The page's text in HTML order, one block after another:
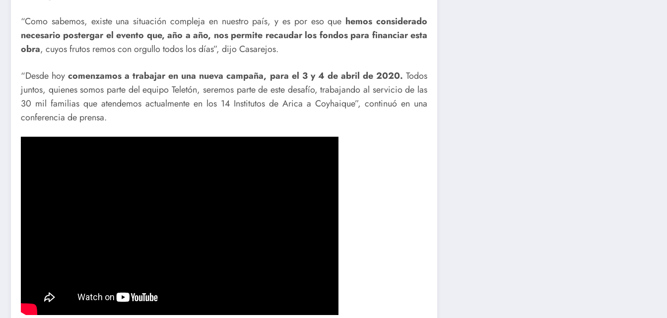
“Como sabemos, existe una situación compleja en nuestro país, y es por eso que hemos considerado
necesario postergar el evento que, año a año, nos permite recaudar los fondos para financiar esta
obra, cuyos frutos remos con orgullo todos los días”, dijo Casarejos.
“Desde hoycomenzamos a trabajar en una nueva campaña, para el 3 y 4 de abril de 2020. Todos
juntos, quienes somos parte del equipo Teletón, seremos parte de este desafío, trabajando al servicio de las
30 mil familias que atendemos actualmente en los 14 Institutos de Arica a Coyhaique”, continuó en una
conferencia de prensa.